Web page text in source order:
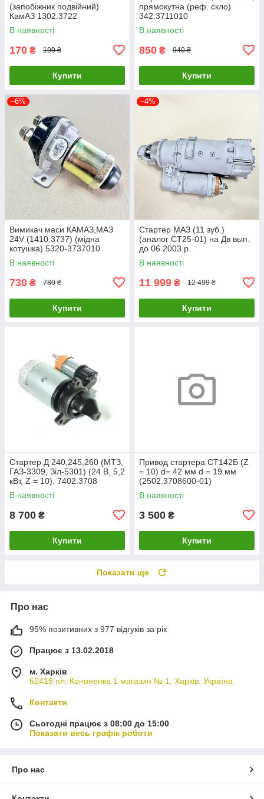
(запобіжник подвійний)
КамАЗ 1302.3722
В наявності
170 ₴ 190 ₴
Купити
прямокутна (реф. скло)
342.3711010
В наявності
850 ₴ 940 ₴
Купити
–6%
Вимикач маси КАМАЗ,МАЗ
24V (1410.3737) (мідна
котушка) 5320-3737010
В наявності
730 ₴ 780 ₴
Купити
–4%
Стартер МАЗ (11 зуб.)
(аналог СТ25-01) на Дв вып.
до 06.2003 р.
СТ142Т-3708000
В наявності
11 999 ₴ 12 499 ₴
Купити
Стартер Д 240,245,260 (МТЗ,
ГАЗ-3309, Зіл-5301) (24 В, 5,2
кВт, Z = 10). 7402.3708
В наявності
8 700 ₴
Купити
Привод стартера СТ142Б (Z
= 10) d= 42 мм d = 19 мм
(2502.3708600-01)
СТ142Т-3708600
В наявності
3 500 ₴
Купити
Показати ще
Про нас
95% позитивних з 977 відгуків за рік
Працює з 13.02.2018
м. Харків
62418 пл. Кононенка 1 магазин № 1, Харків, Україна
Контакти
Сьогодні працює з 08:00 до 15:00
Показати весь графік роботи
Про нас